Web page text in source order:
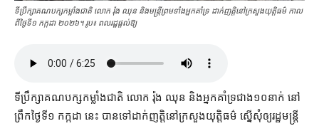
ទីប្រឹក្សាគណបក្សកម្លាំងជាតិ លោក រ៉ុង ឈុន និងមន្ត្រី​ព្រមទាំងអ្នកគាំទ្រ ដាក់ញត្តិនៅក្រសួងយុត្តិធម៌ កាល​
ពីថ្ងៃទី១ កក្កដា ២០២៦។ រូប៖ ពលរដ្ឋផ្ដល់ឱ្យ
ទីប្រឹក្សា​គណបក្ស​កម្លាំង​ជាតិ លោក រ៉ុង ឈុន និង​អ្នកគាំទ្រ​ជាង​១០​នាក់ នៅ​
ព្រឹក​ថ្ងៃទី១ កក្កដា នេះ បាន​ទៅ​ដាក់​ញត្តិ​នៅ​ក្រសួងយុត្តិធម៌ ស្នើសុំ​ឲ្យ​រដ្ឋមន្ត្រី​